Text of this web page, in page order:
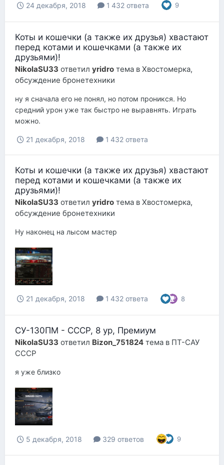
24 декабря, 2018 1 432 ответа 9
Коты и кошечки (а также их друзья) хвастают
перед котами и кошечками (а также их
друзьями)!
NikolaSU33 ответил yridro тема в Хвостомерка,
обсуждение бронетехники
ну я сначала его не понял, но потом проникся. Но
средний урон уже так быстро не выравнять. Играть
можно.
21 декабря, 2018 1 432 ответа
Коты и кошечки (а также их друзья) хвастают
перед котами и кошечками (а также их
друзьями)!
NikolaSU33 ответил yridro тема в Хвостомерка,
обсуждение бронетехники
Ну наконец на лысом мастер
21 декабря, 2018 1 432 ответа 8
СУ-130ПМ - СССР, 8 ур, Премиум
NikolaSU33 ответил Bizon_751824 тема в ПТ-САУ
СССР
я уже близко
5 декабря, 2018 329 ответов 9